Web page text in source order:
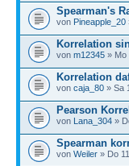
Spearman's
von Pineapple_20
Korrelation
von m12345 » Mo
Korrelation
von caja_80 » Sa
Pearson
von Lana_304 »
Spearman
von Weiler » Do